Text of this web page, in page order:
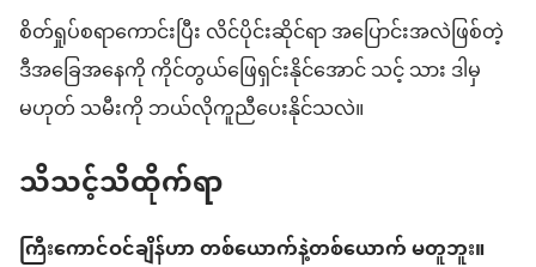
စိတ်ရှုပ်စရာကောင်းပြီး လိင်ပိုင်းဆိုင်ရာ အပြောင်းအလဲဖြစ်တဲ့
ဒီအခြေအနေကို ကိုင်တွယ်ဖြေရှင်းနိုင်အောင် သင့် သား ဒါမှ
မဟုတ် သမီးကို ဘယ်လိုကူညီပေးနိုင်သလဲ။
သိသင့်သိထိုက်ရာ
ကြီးကောင်ဝင်ချိန်ဟာ တစ်ယောက်နဲ့တစ်ယောက် မတူဘူး။